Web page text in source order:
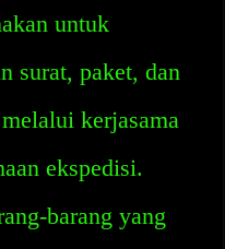
untuk
surat, paket, dan
kerjasama
ekspedisi.
barang yang